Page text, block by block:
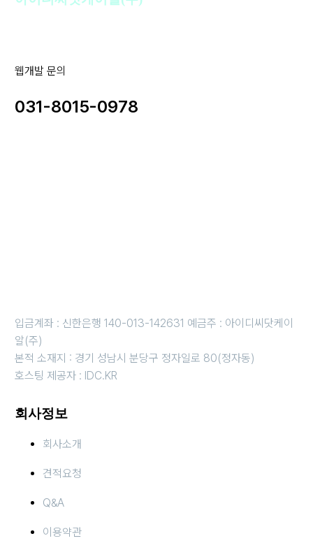
웹개발 문의
031-8015-0978
입금계좌 : 신한은행 140-013-142631 예금주 : 아이디씨닷케이
알(주)
본적 소재지 : 경기 성남시 분당구 정자일로 80(정자동)
호스팅 제공자 : IDC.KR
회사정보
회사소개
견적요청
Q&A
이용약관